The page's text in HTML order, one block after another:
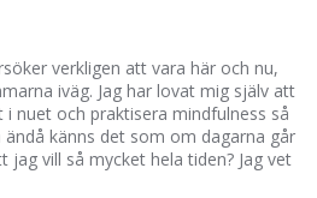
verkligen att vara här och nu,
iväg. Jag har lovat mig själv att
nuet och praktisera mindfulness så
känns det som om dagarna går
vill så mycket hela tiden? Jag vet